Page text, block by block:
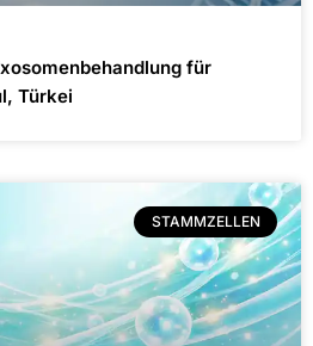
für
Türkei
STAMMZELLEN